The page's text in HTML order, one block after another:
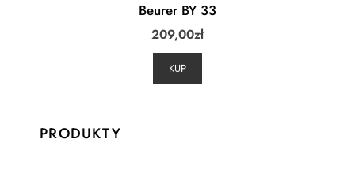
Beurer BY 33
209,00zł
KUP
PRODUKTY